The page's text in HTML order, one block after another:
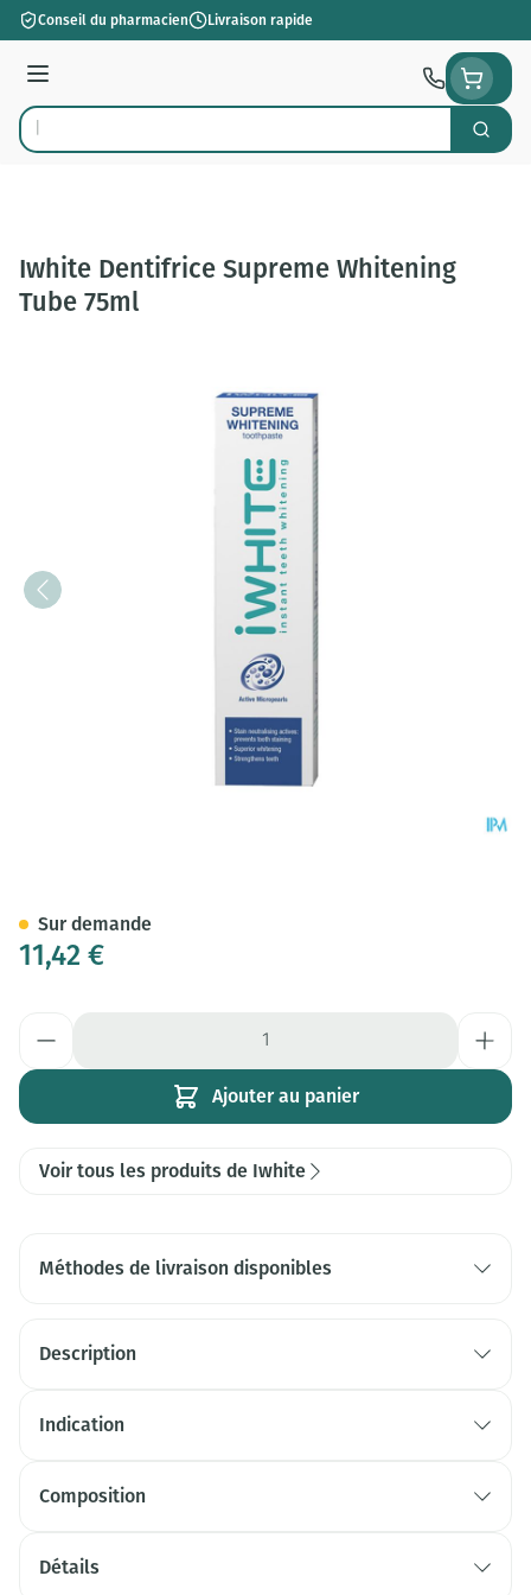
Aller au contenu
Conseil du pharmacien Livraison rapide
Menu
Rechercher
Iwhite Dentifrice Supreme Whitening
Tube 75ml
11,42 €
Ajouter au panier
Sur demande
Voir tous les produits de Iwhite
Méthodes de livraison disponibles
Description
Indication
Composition
Détails